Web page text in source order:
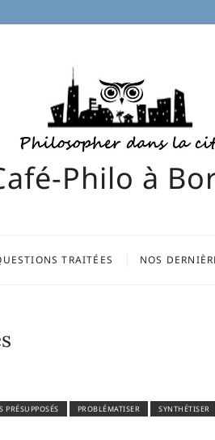
Philo à
TRAITÉES NOS
PRÉSUPPOSÉS PROBLÉMATISER SYNTHÉTISER